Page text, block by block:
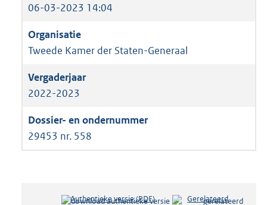
06-03-2023 14:04
Tweede Kamer der Staten-Generaal
2022-2023
29453 nr. 558
Authentieke versie (PDF)b
Gerelateerd